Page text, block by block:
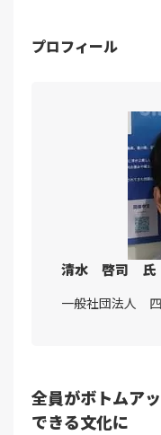
プロフィール
清水 啓司 氏
一般社団法人
全員がボトムア
できる文化に